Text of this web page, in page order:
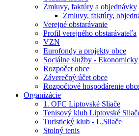
Zmluvy, faktúry a objednávky
Zmluvy, faktúry,
Verejné obstarávanie
Profil verejného obstarávateľa
VZN
Eurofondy a projekty obce
Sociálne služby -
Rozpočet obce
Záverečný účet obce
Rozpočtové hospodárenie
Organizácie
1. OFC Liptovské Sliače
Tenisový klub Liptovské
Turistický klub - L.Sliače
Stolný tenis